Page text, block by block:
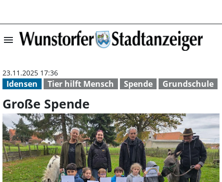
menu Große Spende
Idensen Tier hilft Mensch Spende Grundschule
23.11.2025 17:36
Große Spende